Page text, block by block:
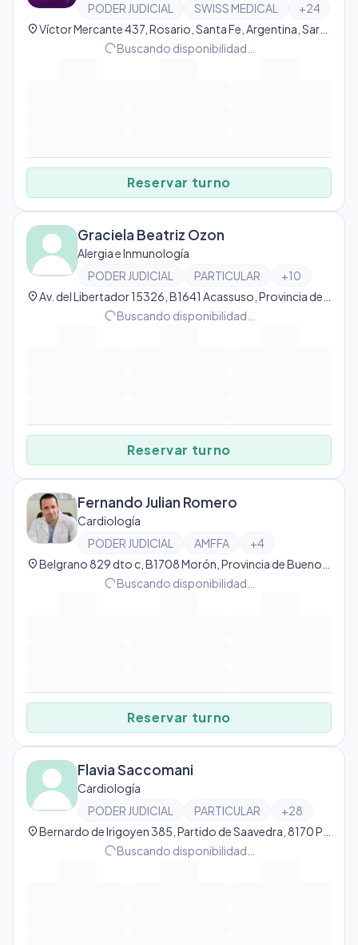
PODER JUDICIAL
SWISS MEDICAL +24
location_on
progress_activityBuscando disponibilidad…
Reservar turno
Graciela Beatriz Ozon
Alergia e Inmunología
PODER JUDICIAL
PARTICULAR +10
location_on
progress_activityBuscando disponibilidad…
Reservar turno
Fernando Julian Romero
Cardiología
PODER JUDICIAL
AMFFA +4
location_on
progress_activityBuscando disponibilidad…
Reservar turno
Flavia Saccomani
Cardiología
PODER JUDICIAL
PARTICULAR +28
location_on
progress_activityBuscando disponibilidad…